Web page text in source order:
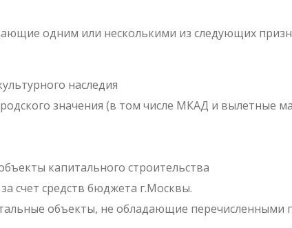
одним или несколькими из следующих
наследия
значения (в том числе МКАД и вылетные
капитального строительства
счет средств бюджета г.Москвы.
объекты, не обладающие перечисленными